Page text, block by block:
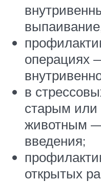
операциях
в
старым
животным
введения;
открытых